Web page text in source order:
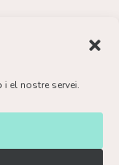
el nostre servei.